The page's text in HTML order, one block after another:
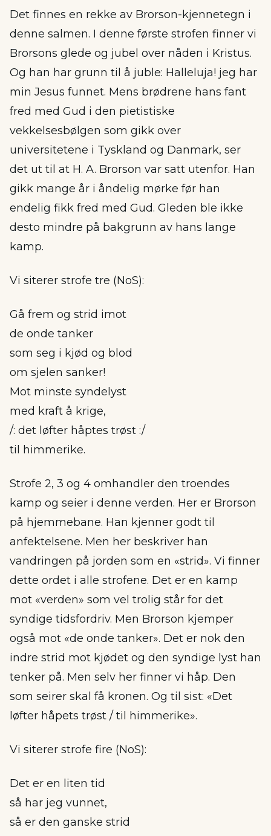
Det finnes en rekke av Brorson-kjennetegn i
denne salmen. I denne første strofen finner vi
Brorsons glede og jubel over nåden i Kristus.
Og han har grunn til å juble: Halleluja! jeg har
min Jesus funnet. Mens brødrene hans fant
fred med Gud i den pietistiske
vekkelsesbølgen som gikk over
universitetene i Tyskland og Danmark, ser
det ut til at H. A. Brorson var satt utenfor. Han
gikk mange år i åndelig mørke før han
endelig fikk fred med Gud. Gleden ble ikke
desto mindre på bakgrunn av hans lange
kamp.
Vi siterer strofe tre (NoS):
Gå frem og strid imot
de onde tanker
som seg i kjød og blod
om sjelen sanker!
Mot minste syndelyst
med kraft å krige,
/: det løfter håptes trøst :/
til himmerike.
Strofe 2, 3 og 4 omhandler den troendes
kamp og seier i denne verden. Her er Brorson
på hjemmebane. Han kjenner godt til
anfektelsene. Men her beskriver han
vandringen på jorden som en «strid». Vi finner
dette ordet i alle strofene. Det er en kamp
mot «verden» som vel trolig står for det
syndige tidsfordriv. Men Brorson kjemper
også mot «de onde tanker». Det er nok den
indre strid mot kjødet og den syndige lyst han
tenker på. Men selv her finner vi håp. Den
som seirer skal få kronen. Og til sist: «Det
løfter håpets trøst / til himmerike».
Vi siterer strofe fire (NoS):
Det er en liten tid
så har jeg vunnet,
så er den ganske strid